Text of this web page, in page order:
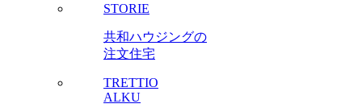
STORIE
共和ハウジングの
注文住宅
TRETTIO
ALKU